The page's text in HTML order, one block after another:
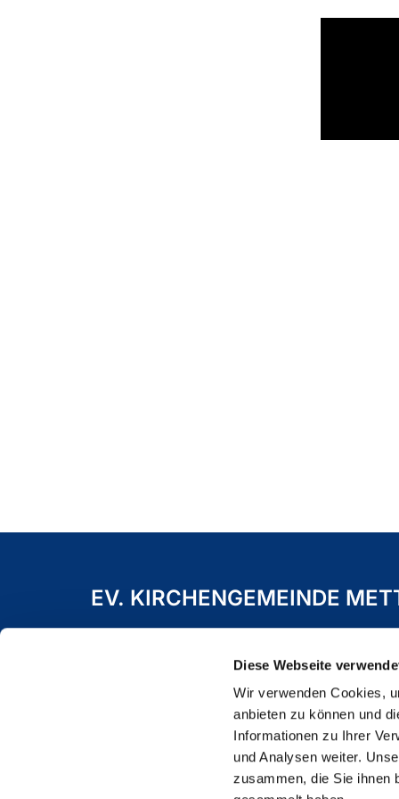
Diese Webseite
Wir verwenden Cookies,
anbieten zu können und
Informationen zu Ihrer
und Analysen weiter.
zusammen, die Sie ihnen
EV. KIRCHENGEMEINDE